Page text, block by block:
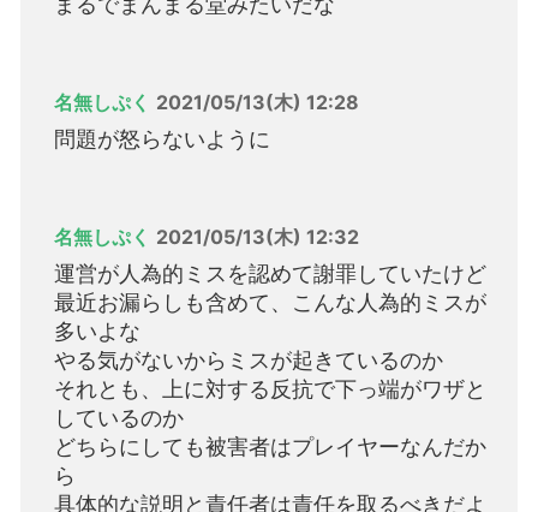
名無しぷく 2021/05/13(木) 12:28
問題が怒らないように
名無しぷく 2021/05/13(木) 12:32
運営が人為的ミスを認めて謝罪していたけど
最近お漏らしも含めて、こんな人為的ミスが
多いよな
やる気がないからミスが起きているのか
それとも、上に対する反抗で下っ端がワザと
しているのか
どちらにしても被害者はプレイヤーなんだか
ら
具体的な説明と責任者は責任を取るべきだよ